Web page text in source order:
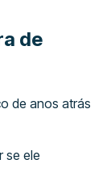
de
de anos atrás
se ele